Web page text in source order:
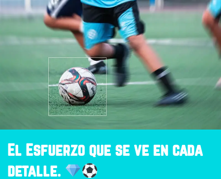
El Esfuerzo que se ve en cada
detalle.